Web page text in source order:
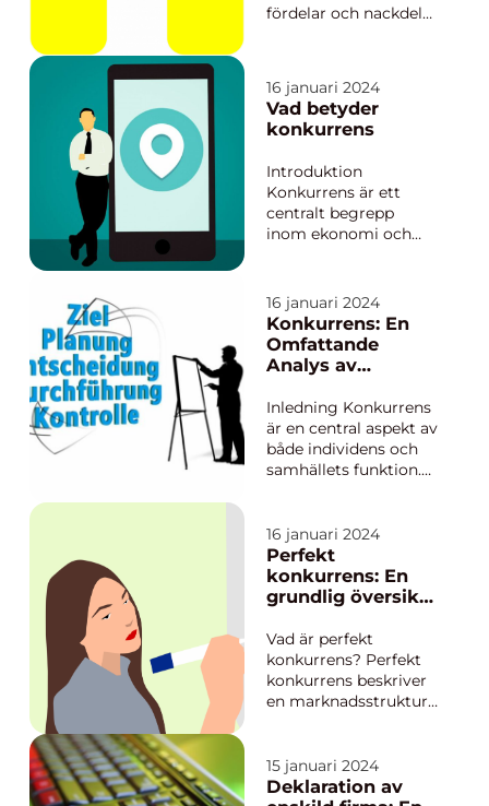
fördelar och nackdelar
datum är en viktig
händelse för
privatpersoner då det
för att lämna in sin
deklaration för
inkomståret 2023. D...
16 januari 2024
Vad betyder
konkurrens
Introduktion
Konkurrens är ett
centralt begrepp
inom ekonomi och
roll för att driva fram
innovation och
effektivitet. I denna
artikel kommer vi att
ge en grundlig
översikt över vad
konkurrens innebär,
vilka typer ...
16 januari 2024
Konkurrens: En
Omfattande
Analys av
dess Många
Aspekter
Inledning Konkurrens
är en central aspekt av
både individens och
samhällets funktion.
allt från ekonomi till
idrott och livsstil. I
denna artikel kommer
vi att utforska
i sin helhet. Vi
komme...
16 januari 2024
Perfekt
konkurrens: En
grundlig översikt
marknadsstruktur
en
Vad är perfekt
konkurrens? Perfekt
konkurrens beskriver
en marknadsstruktur
företag som alla
producerar och säljer
15 januari 2024
Deklaration av